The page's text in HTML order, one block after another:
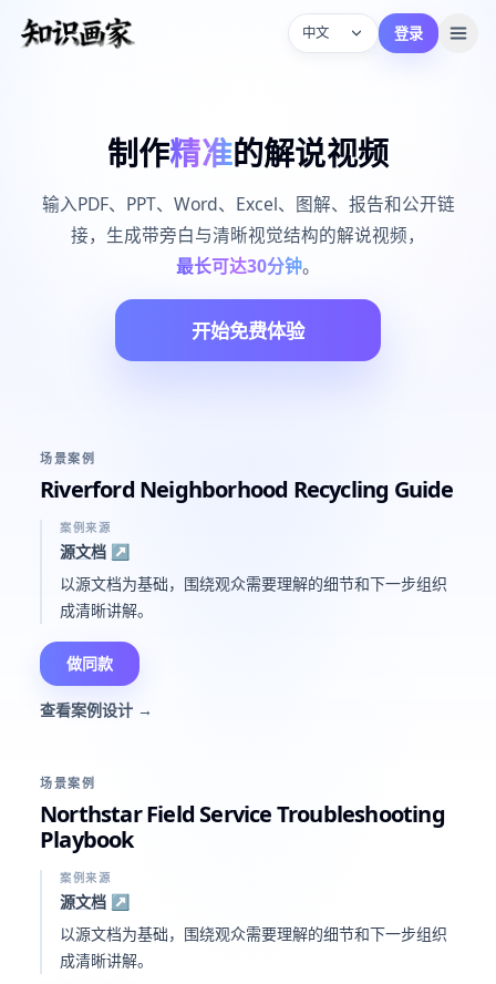
中文 登录
制作精准的解说视频
输入PDF、PPT、Word、Excel、图解、报告和公开链
接，生成带旁白与清晰视觉结构的解说视频，
最长可达30分钟。
开始免费体验
场景案例
Riverford Neighborhood Recycling Guide
案例来源
源文档 ↗
以源文档为基础，围绕观众需要理解的细节和下一步组织
成清晰讲解。
做同款
查看案例设计 →
场景案例
Northstar Field Service Troubleshooting
Playbook
案例来源
源文档 ↗
以源文档为基础，围绕观众需要理解的细节和下一步组织
成清晰讲解。